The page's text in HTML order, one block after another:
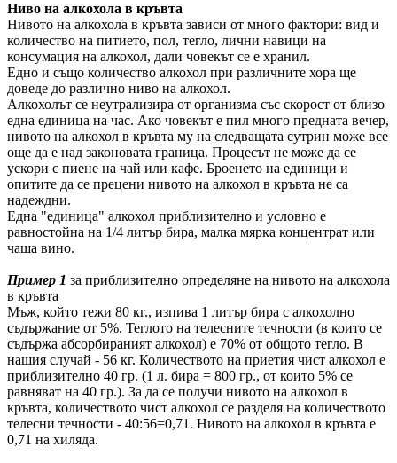
Ниво на алкохола в кръвта
Нивото на алкохола в кръвта зависи от много фактори: вид и
количество на питието, пол, тегло, лични навици на
консумация на алкохол, дали човекът се е хранил.
Едно и също количество алкохол при различните хора ще
доведе до различно ниво на алкохол.
Алкохолът се неутрализира от организма със скорост от близо
една единица на час. Ако човекът е пил много предната вечер,
нивото на алкохол в кръвта му на следващата сутрин може все
още да е над законовата граница. Процесът не може да се
ускори с пиене на чай или кафе. Броенето на единици и
опитите да се прецени нивото на алкохол в кръвта не са
надеждни.
Една "единица" алкохол приблизително и условно е
равностойна на 1/4 литър бира, малка мярка концентрат или
чаша вино.
Пример 1 за приблизително определяне на нивото на алкохола
в кръвта
Мъж, който тежи 80 кг., изпива 1 литър бира с алкохолно
съдържание от 5%. Теглото на телесните течности (в които се
съдържа абсорбираният алкохол) е 70% от общото тегло. В
нашия случай - 56 кг. Количеството на приетия чист алкохол е
приблизително 40 гр. (1 л. бира = 800 гр., от които 5% се
равняват на 40 гр.). За да се получи нивото на алкохол в
кръвта, количеството чист алкохол се разделя на количеството
телесни течности - 40:56=0,71. Нивото на алкохол в кръвта е
0,71 на хиляда.